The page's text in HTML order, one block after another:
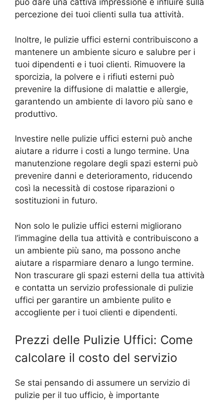
può dare una cattiva impressione e influire sulla
percezione dei tuoi clienti sulla tua attività.
Inoltre, le pulizie uffici esterni contribuiscono a
mantenere un ambiente sicuro e salubre per i
tuoi dipendenti e i tuoi clienti. Rimuovere la
sporcizia, la polvere e i rifiuti esterni può
prevenire la diffusione di malattie e allergie,
garantendo un ambiente di lavoro più sano e
produttivo.
Investire nelle pulizie uffici esterni può anche
aiutare a ridurre i costi a lungo termine. Una
manutenzione regolare degli spazi esterni può
prevenire danni e deterioramento, riducendo
così la necessità di costose riparazioni o
sostituzioni in futuro.
Non solo le pulizie uffici esterni migliorano
l’immagine della tua attività e contribuiscono a
un ambiente più sano, ma possono anche
aiutare a risparmiare denaro a lungo termine.
Non trascurare gli spazi esterni della tua attività
e contatta un servizio professionale di pulizie
uffici per garantire un ambiente pulito e
accogliente per i tuoi clienti e dipendenti.
Prezzi delle Pulizie Uffici: Come
calcolare il costo del servizio
Se stai pensando di assumere un servizio di
pulizie per il tuo ufficio, è importante